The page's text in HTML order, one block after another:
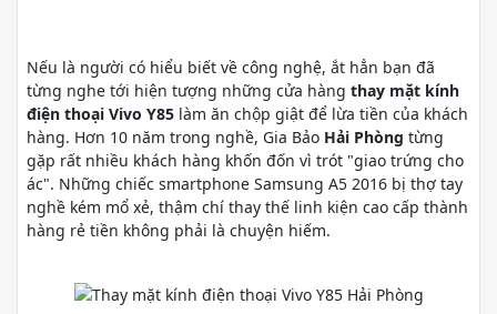
Nếu là người có hiểu biết về công nghệ, ắt hẳn bạn đã
từng nghe tới hiện tượng những cửa hàng thay mặt kính
điện thoại Vivo Y85 làm ăn chộp giật để lừa tiền của khách
hàng. Hơn 10 năm trong nghề, Gia Bảo Hải Phòng từng
gặp rất nhiều khách hàng khốn đốn vì trót "giao trứng cho
ác". Những chiếc smartphone Samsung A5 2016 bị thợ tay
nghề kém mổ xẻ, thậm chí thay thế linh kiện cao cấp thành
hàng rẻ tiền không phải là chuyện hiếm.